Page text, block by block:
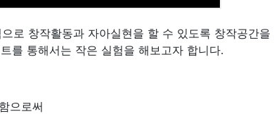
로 창작활동과 자아실현을 할 수 있도록 창작공간
를 통해서는 작은 실험을 해보고자 합니다.
으로써